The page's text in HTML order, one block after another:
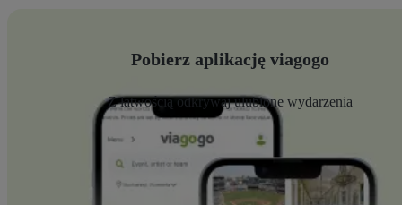
Pobierz aplikację viagogo
Z łatwością odkrywaj ulubione wydarzenia